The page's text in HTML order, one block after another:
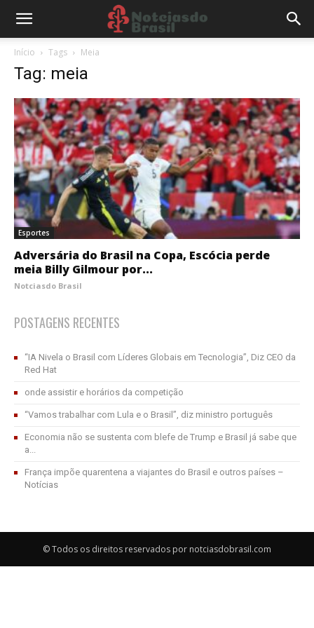
Início Tags Meia
Tag: meia
Esportes
Adversária do Brasil na Copa, Escócia perde
meia Billy Gilmour por...
Notciasdo Brasil
POSTAGENS RECENTES
“IA Nivela o Brasil com Líderes Globais em Tecnologia”, Diz CEO da
Red Hat
onde assistir e horários da competição
“Vamos trabalhar com Lula e o Brasil”, diz ministro português
Economia não se sustenta com blefe de Trump e Brasil já sabe que
a...
França impõe quarentena a viajantes do Brasil e outros países –
Notícias
© Todos os direitos reservados por notciasdobrasil.com